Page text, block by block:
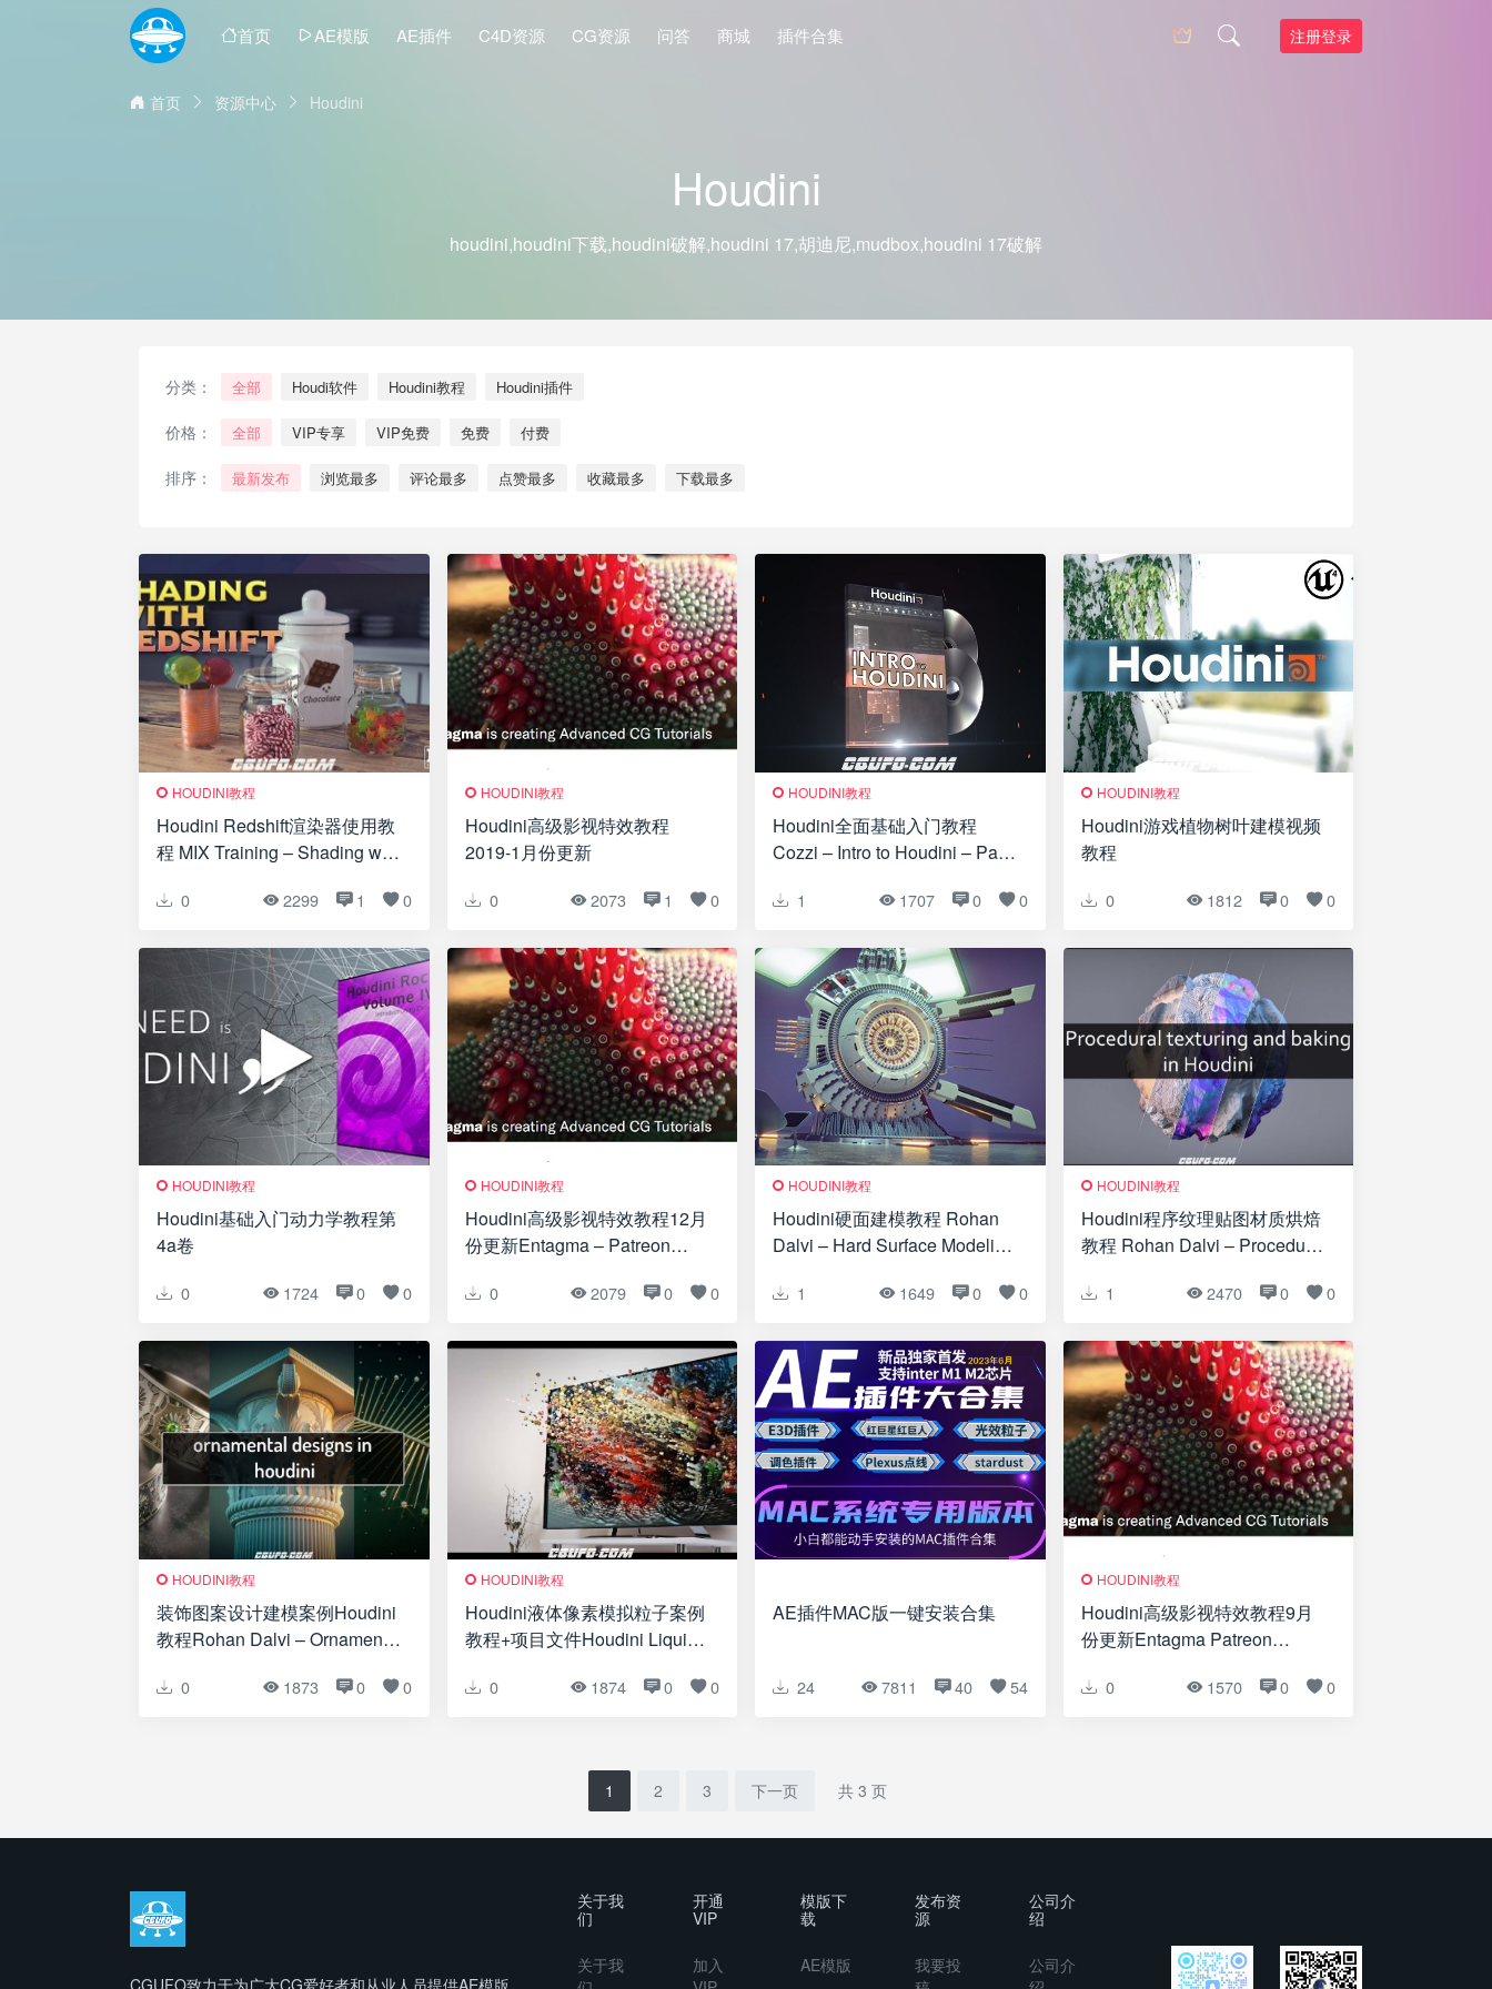
首页 AE模版 AE插件 C4D资源 CG资源 问答 商城 插件合集 注册登录
首页 资源中心 Houdini
Houdini
houdini,houdini下载,houdini破解,houdini 17,胡迪尼,mudbox,houdini 17破解
分类： 全部 Houdi软件 Houdini教程 Houdini插件
价格： 全部 VIP专享 VIP免费 免费 付费
排序： 最新发布 浏览最多 评论最多 点赞最多 收藏最多 下载最多
HOUDINI教程
Houdini Redshift渲染器使用教
程 MIX Training – Shading with
0 2299 1 0
HOUDINI教程
Houdini高级影视特效教程
2019-1月份更新
0 2073 1 0
HOUDINI教程
Houdini全面基础入门教程
Cozzi – Intro to Houdini – Part
1 1707 0 0
HOUDINI教程
Houdini游戏植物树叶建模视频
教程
0 1812 0 0
HOUDINI教程
Houdini基础入门动力学教程第
4a卷
0 1724 0 0
HOUDINI教程
Houdini高级影视特效教程12月
份更新Entagma – Patreon
Updated Dec 2018
0 2079 0 0
HOUDINI教程
Houdini硬面建模教程 Rohan
Dalvi – Hard Surface Modeling
1 1649 0 0
HOUDINI教程
Houdini程序纹理贴图材质烘焙
教程 Rohan Dalvi – Procedural
Houdini
1 2470 0 0
HOUDINI教程
装饰图案设计建模案例Houdini
教程Rohan Dalvi – Ornamental
0 1873 0 0
HOUDINI教程
Houdini液体像素模拟粒子案例
教程+项目文件Houdini Liquid
0 1874 0 0
AE插件MAC版一键安装合集
24 7811 40 54
HOUDINI教程
Houdini高级影视特效教程9月
份更新Entagma Patreon
Updated August 2018
0 1570 0 0
1 2 3 下一页 共 3 页
CGUFO致力于为广大CG爱好者和从业人员提供AE模版
关于我
们
关于我
开通
VIP
加入
模版下
载
AE模版
发布资
源
我要投
公司介
绍
公司介